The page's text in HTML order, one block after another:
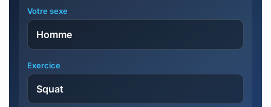
Votre sexe
Exercice